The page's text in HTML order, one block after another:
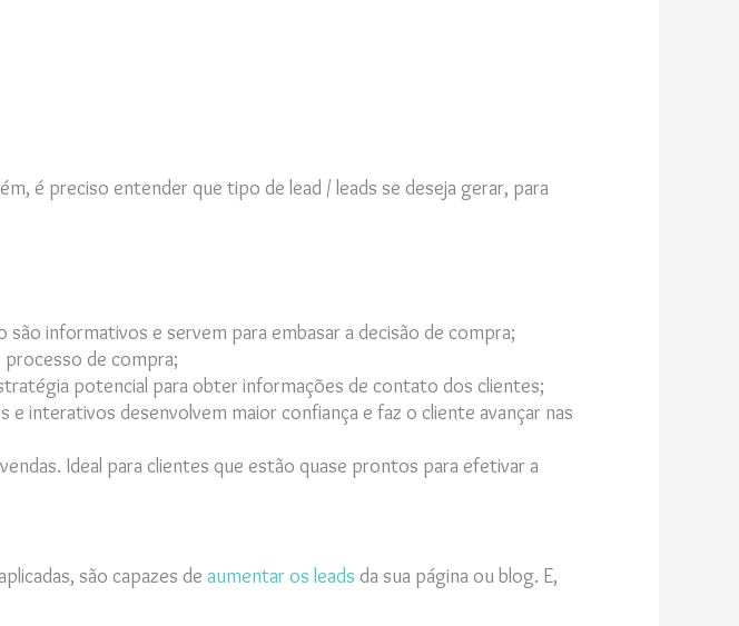
é preciso entender que tipo de lead / leads se deseja gerar, para
informativos e servem para embasar a decisão de compra;
de compra;
potencial para obter informações de contato dos clientes;
interativos desenvolvem maior confiança e faz o cliente avançar nas
Ideal para clientes que estão quase prontos para efetivar a
são capazes de aumentar os leads da sua página ou blog. E,